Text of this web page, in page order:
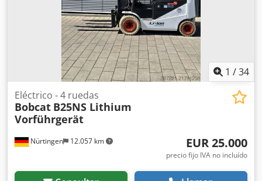
1 /34
Nürtingen 12.057 km
Eléctrico - 4 ruedas
Bobcat B25NS Lithium
Vorführgerät
EUR 25.000
precio fijo IVA no incluído